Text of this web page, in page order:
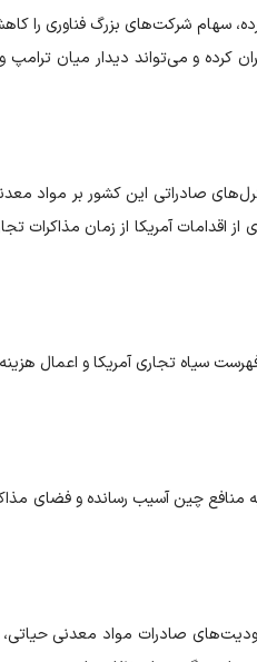
سهام شرکت‌های بزرگ فناوری را
کرده و می‌تواند دیدار میان
صادراتی این کشور بر مواد
آمریکا از زمان مذاکرات
سیاه تجاری آمریکا و اعمال
منافع چین آسیب رسانده و فضای
صادرات مواد معدنی